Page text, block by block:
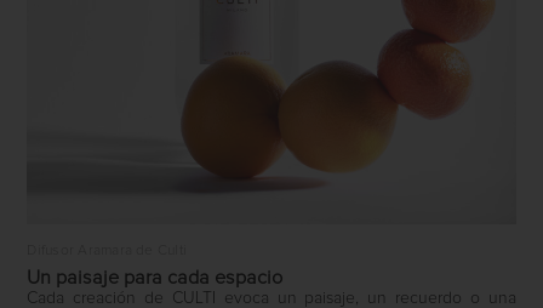
Un paisaje para cada espacio
Cada creación de CULTI evoca un paisaje, un recuerdo o una